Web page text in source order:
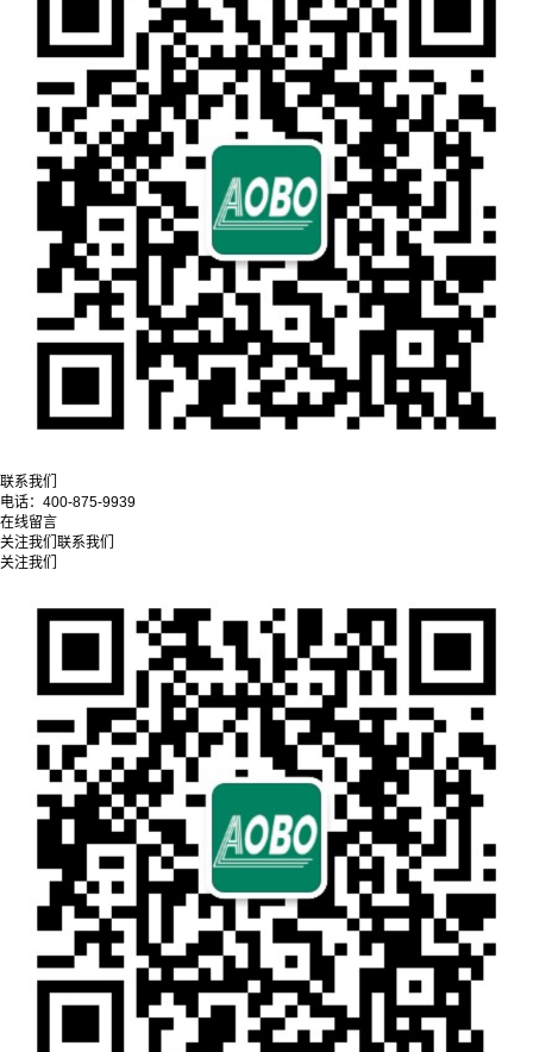
联系我们
电话： 400-875-9939
在线留言
关注我们 联系我们
关注我们